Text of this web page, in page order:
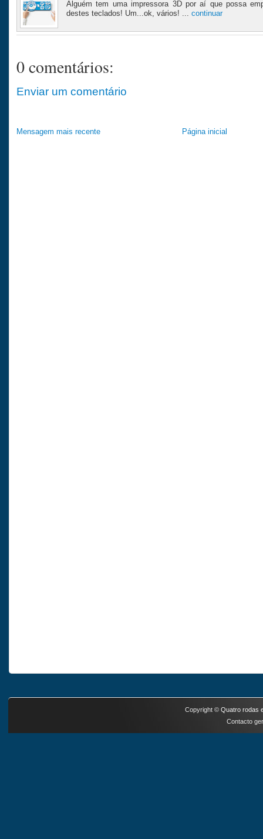
Alguém tem uma impressora 3D por aí que possa
destes teclados! Um...ok, vários! ... continuar
0 comentários:
Enviar um comentário
Mensagem mais recente Página inicial
Copyright © Quatro rodas
Contacto